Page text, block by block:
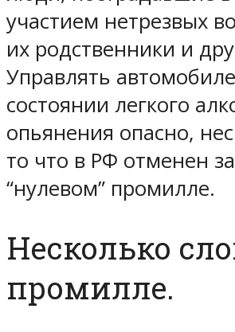
участием нетрезвых
их родственники и
Управлять
состоянии легкого
опьянения опасно,
то что в РФ отменен
“нулевом” промилле.
Несколько
промилле.